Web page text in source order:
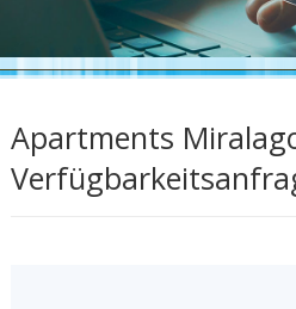
Apartments